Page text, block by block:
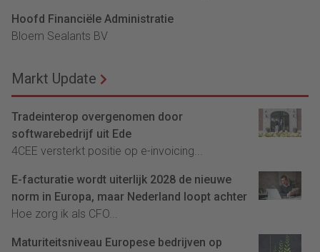
Hoofd Financiële Administratie
Bloem Sealants BV
Markt Update
Tradeinterop overgenomen door
softwarebedrijf uit Ede
4CEE versterkt positie op e-invoicing...
E-facturatie wordt uiterlijk 2028 de nieuwe
norm in Europa, maar Nederland loopt achter
Hoe zorg ik als CFO...
Maturiteitsniveau Europese bedrijven op